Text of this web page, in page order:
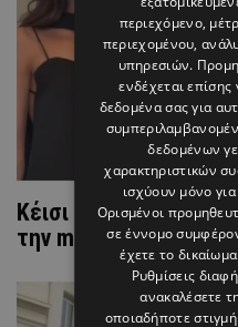
Kέισι Μίζιου:
την minimal
περιεχόμενο,
περιεχομένου,
υπηρεσιών.
ενδέχεται
δεδομένα σας για
δεδομένων
χαρακτηριστικών
ισχύουν μόνο
Ορισμένοι
σε έννομο
έχετε το
Ρυθμίσεις
ανακαλέσετε
οποιαδήποτε στιγμή